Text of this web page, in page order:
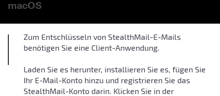
macOS
Zum Entschlüsseln von StealthMail-E-Mails
benötigen Sie eine Client-Anwendung.
Laden Sie es herunter, installieren Sie es, fügen Sie
Ihr E-Mail-Konto hinzu und registrieren Sie das
StealthMail-Konto darin. Klicken Sie in der